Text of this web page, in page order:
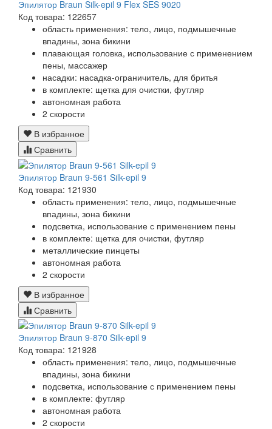
Эпилятор Braun Silk-epil 9 Flex SES 9020
Код товара: 122657
область применения: тело, лицо, подмышечные
впадины, зона бикини
плавающая головка, использование с применением
пены, массажер
насадки: насадка-ограничитель, для бритья
в комплекте: щетка для очистки, футляр
автономная работа
2 скорости
В избранное
Сравнить
Эпилятор Braun 9-561 Silk-epil 9
Код товара: 121930
область применения: тело, лицо, подмышечные
впадины, зона бикини
подсветка, использование с применением пены
в комплекте: щетка для очистки, футляр
металлические пинцеты
автономная работа
2 скорости
В избранное
Сравнить
Эпилятор Braun 9-870 Silk-epil 9
Код товара: 121928
область применения: тело, лицо, подмышечные
впадины, зона бикини
подсветка, использование с применением пены
в комплекте: футляр
автономная работа
2 скорости